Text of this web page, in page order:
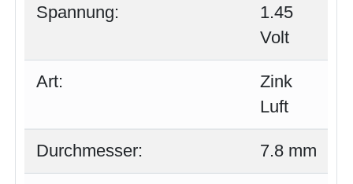
Spannung:
1.45
Volt
Art:
Zink
Luft
Durchmesser: 7.8 mm